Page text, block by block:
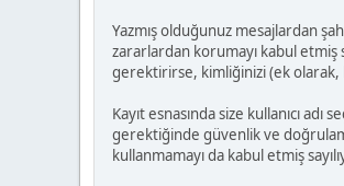
Yazmış olduğunuz mesajlardan
zararlardan korumayı kabul etmiş
gerektirirse, kimliğinizi (ek olarak,
Kayıt esnasında size kullanıcı
gerektiğinde güvenlik ve
kullanmamayı da kabul etmiş